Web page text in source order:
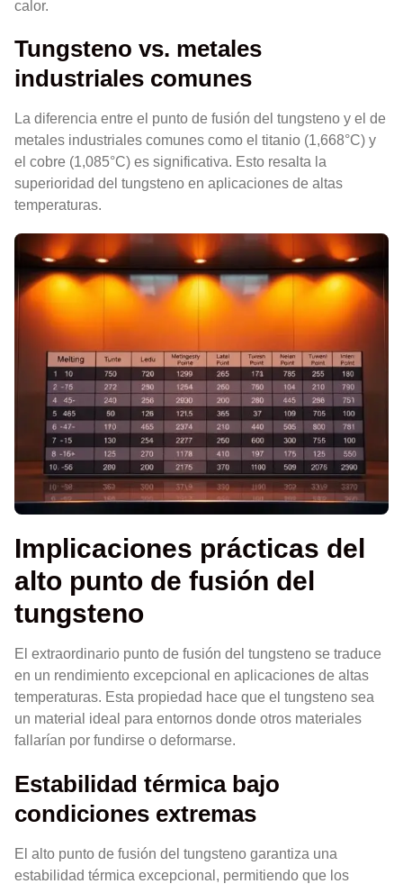
calor.
Tungsteno vs. metales
industriales comunes
La diferencia entre el punto de fusión del tungsteno y el de
metales industriales comunes como el titanio (1,668°C) y
el cobre (1,085°C) es significativa. Esto resalta la
superioridad del tungsteno en aplicaciones de altas
temperaturas.
Implicaciones prácticas del
alto punto de fusión del
tungsteno
El extraordinario punto de fusión del tungsteno se traduce
en un rendimiento excepcional en aplicaciones de altas
temperaturas. Esta propiedad hace que el tungsteno sea
un material ideal para entornos donde otros materiales
fallarían por fundirse o deformarse.
Estabilidad térmica bajo
condiciones extremas
El alto punto de fusión del tungsteno garantiza una
estabilidad térmica excepcional, permitiendo que los